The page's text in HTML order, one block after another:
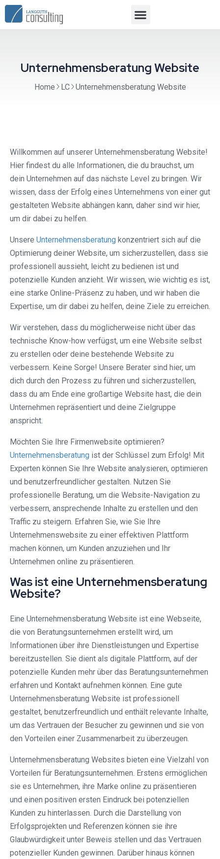
Unternehmensberatung Website
Home LC Unternehmensberatung Website
Willkommen auf unserer Unternehmensberatung Website!
Hier findest du alle Informationen, die du brauchst, um
dein Unternehmen auf das nächste Level zu bringen. Wir
wissen, dass der Erfolg eines Unternehmens von einer gut
gestalteten Website abhängen kann, daher sind wir hier,
um dir dabei zu helfen.
Unsere Unternehmensberatung konzentriert sich auf die
Optimierung deiner Website, um sicherzustellen, dass sie
professionell aussieht, leicht zu bedienen ist und
potenzielle Kunden anzieht. Wir wissen, wie wichtig es ist,
eine starke Online-Präsenz zu haben, und wir haben die
Expertise, um dir dabei zu helfen, deine Ziele zu erreichen.
Wir verstehen, dass du möglicherweise nicht über das
technische Know-how verfügst, um eine Website selbst
zu erstellen oder deine bestehende Website zu
verbessern. Keine Sorge! Unsere Berater sind hier, um
dich durch den Prozess zu führen und sicherzustellen,
dass du am Ende eine großartige Website hast, die dein
Unternehmen repräsentiert und deine Zielgruppe
anspricht.
Möchten Sie Ihre Firmenwebsite optimieren?
Unternehmensberatung ist der Schlüssel zum Erfolg! Mit
Experten können Sie Ihre Website analysieren, optimieren
und benutzerfreundlicher gestalten. Nutzen Sie
professionelle Beratung, um die Website-Navigation zu
verbessern, ansprechende Inhalte zu erstellen und den
Traffic zu steigern. Erfahren Sie, wie Sie Ihre
Unternehmenswebsite zu einer effektiven Plattform
machen können, um Kunden anzuziehen und Ihr
Unternehmen online zu präsentieren.
Was ist eine Unternehmensberatung
Website?
Eine Unternehmensberatung Website ist eine Webseite,
die von Beratungsunternehmen erstellt wird, um
Informationen über ihre Dienstleistungen und Expertise
bereitzustellen. Sie dient als digitale Plattform, auf der
potenzielle Kunden mehr über das Beratungsunternehmen
erfahren und Kontakt aufnehmen können. Eine gute
Unternehmensberatung Website ist professionell
gestaltet, benutzerfreundlich und enthält relevante Inhalte,
um das Vertrauen der Besucher zu gewinnen und sie von
den Vorteilen einer Zusammenarbeit zu überzeugen.
Unternehmensberatung Websites bieten eine Vielzahl von
Vorteilen für Beratungsunternehmen. Erstens ermöglichen
sie es Unternehmen, ihre Marke online zu präsentieren
und einen positiven ersten Eindruck bei potenziellen
Kunden zu hinterlassen. Durch die Darstellung von
Erfolgsprojekten und Referenzen können sie ihre
Glaubwürdigkeit unter Beweis stellen und das Vertrauen
potenzieller Kunden gewinnen. Darüber hinaus können